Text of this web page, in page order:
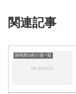
関連記事
静岡県の釣り場一覧